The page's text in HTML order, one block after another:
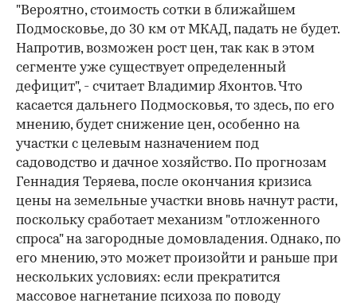
"Вероятно, стоимость сотки в ближайшем
Подмосковье, до 30 км от МКАД, падать не будет.
Напротив, возможен рост цен, так как в этом
сегменте уже существует определенный
дефицит", - считает Владимир Яхонтов. Что
касается дальнего Подмосковья, то здесь, по его
мнению, будет снижение цен, особенно на
участки с целевым назначением под
садоводство и дачное хозяйство. По прогнозам
Геннадия Теряева, после окончания кризиса
цены на земельные участки вновь начнут расти,
поскольку сработает механизм "отложенного
спроса" на загородные домовладения. Однако, по
его мнению, это может произойти и раньше при
нескольких условиях: если прекратится
массовое нагнетание психоза по поводу